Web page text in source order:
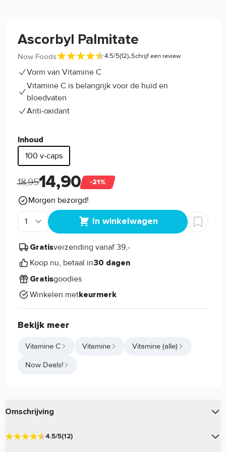
Ascorbyl Palmitate
Now Foods 4.5/5(12)-Schrijf een review
Vorm van Vitamine C
Vitamine C is belangrijk voor de huid en
bloedvaten
Anti-oxidant
Inhoud
100 v-caps
18,9514,90 -21%
Morgen bezorgd!
In winkelwagen
Gratisverzending vanaf 39,-
Koop nu, betaal in30 dagen
Gratisgoodies
Winkelen metkeurmerk
Bekijk meer
Vitamine C Vitamine Vitamine (alle)
Now Deals!
Omschrijving
Ascorbyl Palmitate
4.5/5(12)